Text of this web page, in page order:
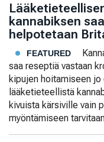
kannabiksen
helpotetaan
FEATURED
saa reseptiä vastaan
kipujen hoitamiseen
lääketieteellistä
kivuista kärsiville vain
myöntämiseen